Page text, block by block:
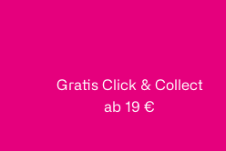
Gratis Click & Collect
ab 19 €